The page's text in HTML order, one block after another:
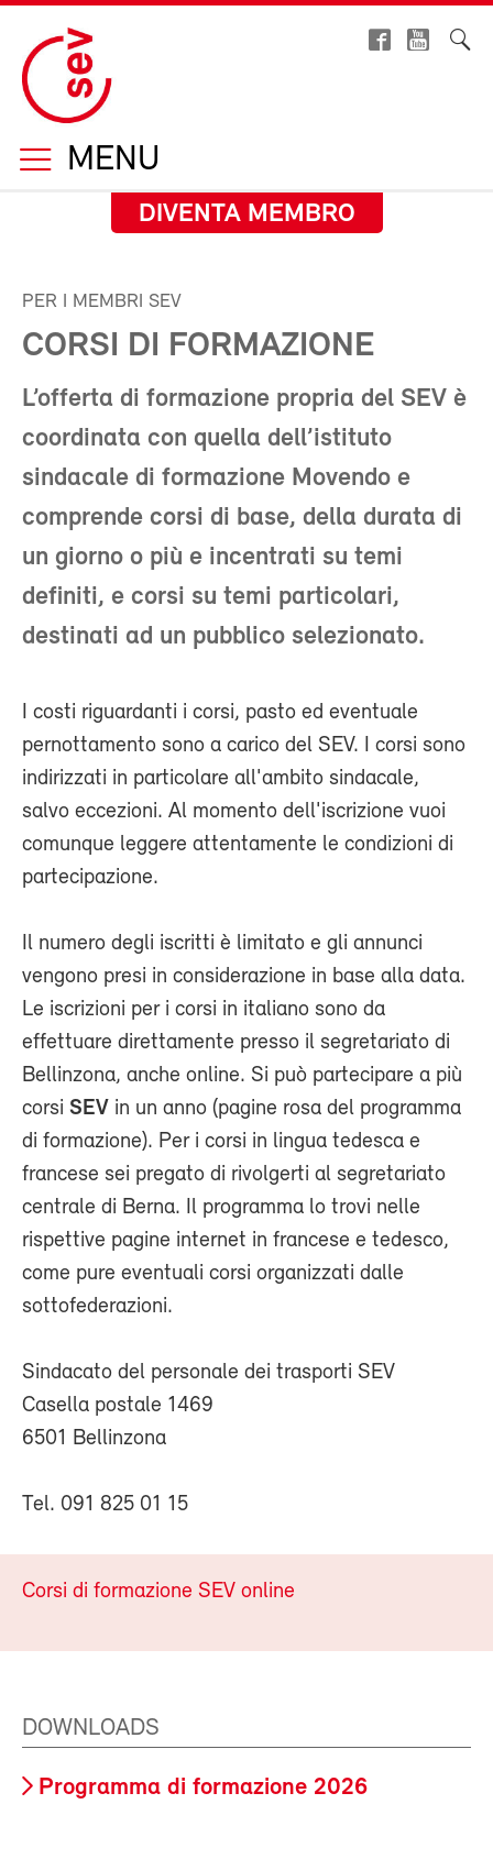
MENU
DIVENTA MEMBRO
PER I MEMBRI SEV
CORSI DI FORMAZIONE
L’offerta di formazione propria del SEV è
coordinata con quella dell’istituto
sindacale di formazione Movendo e
comprende corsi di base, della durata di
un giorno o più e incentrati su temi
definiti, e corsi su temi particolari,
destinati ad un pubblico selezionato.
I costi riguardanti i corsi, pasto ed eventuale
pernottamento sono a carico del SEV. I corsi sono
indirizzati in particolare all'ambito sindacale,
salvo eccezioni. Al momento dell'iscrizione vuoi
comunque leggere attentamente le condizioni di
partecipazione.
Il numero degli iscritti è limitato e gli annunci
vengono presi in considerazione in base alla data.
Le iscrizioni per i corsi in italiano sono da
effettuare direttamente presso il segretariato di
Bellinzona, anche online. Si può partecipare a più
corsi SEV in un anno (pagine rosa del programma
di formazione). Per i corsi in lingua tedesca e
francese sei pregato di rivolgerti al segretariato
centrale di Berna. Il programma lo trovi nelle
rispettive pagine internet in francese e tedesco,
come pure eventuali corsi organizzati dalle
sottofederazioni.
Sindacato del personale dei trasporti SEV
Casella postale 1469
6501 Bellinzona
Tel. 091 825 01 15
Corsi di formazione SEV online
DOWNLOADS
Programma di formazione 2026